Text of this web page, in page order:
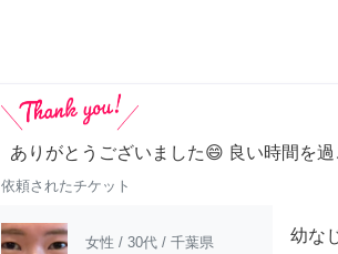
ありがとうございました😄 良い時間を
依頼されたチケット
女性 / 30代 / 千葉県 幼な